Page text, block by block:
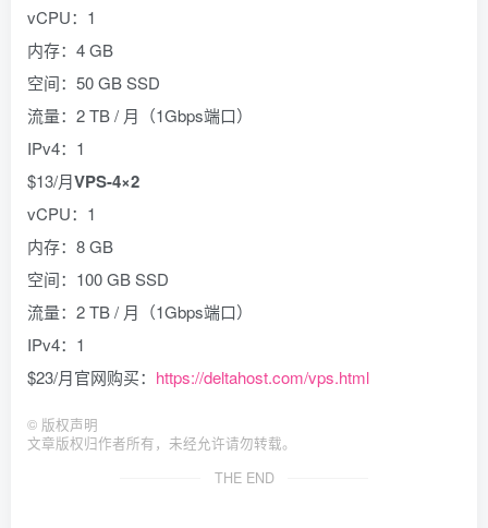
vCPU：1
内存：4 GB
空间：50 GB SSD
流量：2 TB / 月（1Gbps端口）
IPv4：1
$13/月VPS-4×2
vCPU：1
内存：8 GB
空间：100 GB SSD
流量：2 TB / 月（1Gbps端口）
IPv4：1
$23/月官网购买： https://deltahost.com/vps.html
© 版权声明
文章版权归作者所有，未经允许请勿转载。
THE END